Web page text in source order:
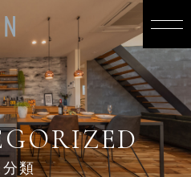
分類